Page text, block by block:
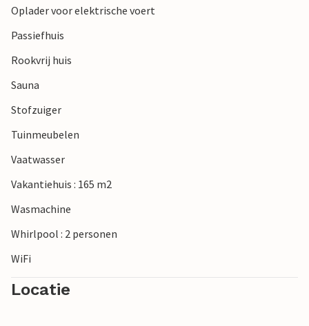
restaurants en een levendige vissershaven. Slenter door de
steegjes, proef verse vis of kijk naar de bedrijvigheid in de
Oplader voor elektrische voert
Passiefhuis
Rookvrij huis
Sauna
Stofzuiger
Tuinmeubelen
Vaatwasser
Vakantiehuis : 165 m2
Wasmachine
Whirlpool : 2 personen
WiFi
Locatie